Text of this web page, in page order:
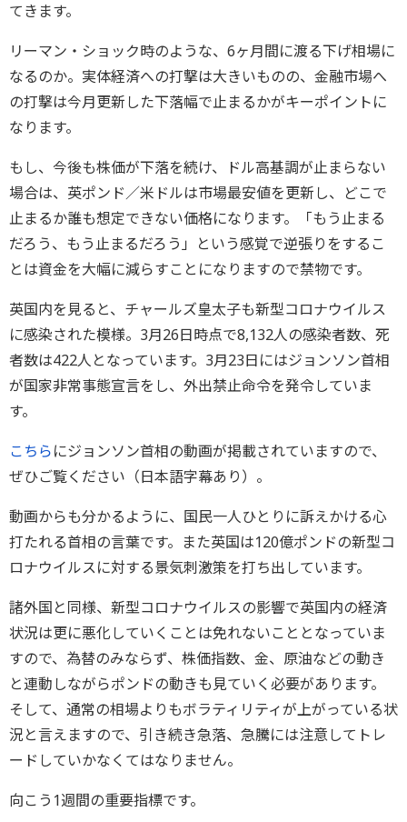
てきます。
リーマン・ショック時のような、6ヶ月間に渡る下げ相場に
なるのか。実体経済への打撃は大きいものの、金融市場へ
の打撃は今月更新した下落幅で止まるかがキーポイントに
なります。
もし、今後も株価が下落を続け、ドル高基調が止まらない
場合は、英ポンド／米ドルは市場最安値を更新し、どこで
止まるか誰も想定できない価格になります。「もう止まる
だろう、もう止まるだろう」という感覚で逆張りをするこ
とは資金を大幅に減らすことになりますので禁物です。
英国内を見ると、チャールズ皇太子も新型コロナウイルス
に感染された模様。3月26日時点で8,132人の感染者数、死
者数は422人となっています。3月23日にはジョンソン首相
が国家非常事態宣言をし、外出禁止命令を発令していま
す。
こちらにジョンソン首相の動画が掲載されていますので、
ぜひご覧ください（日本語字幕あり）。
動画からも分かるように、国民一人ひとりに訴えかける心
打たれる首相の言葉です。また英国は120億ポンドの新型コ
ロナウイルスに対する景気刺激策を打ち出しています。
諸外国と同様、新型コロナウイルスの影響で英国内の経済
状況は更に悪化していくことは免れないこととなっていま
すので、為替のみならず、株価指数、金、原油などの動き
と連動しながらポンドの動きも見ていく必要があります。
そして、通常の相場よりもボラティリティが上がっている状
況と言えますので、引き続き急落、急騰には注意してトレ
ードしていかなくてはなりません。
向こう1週間の重要指標です。